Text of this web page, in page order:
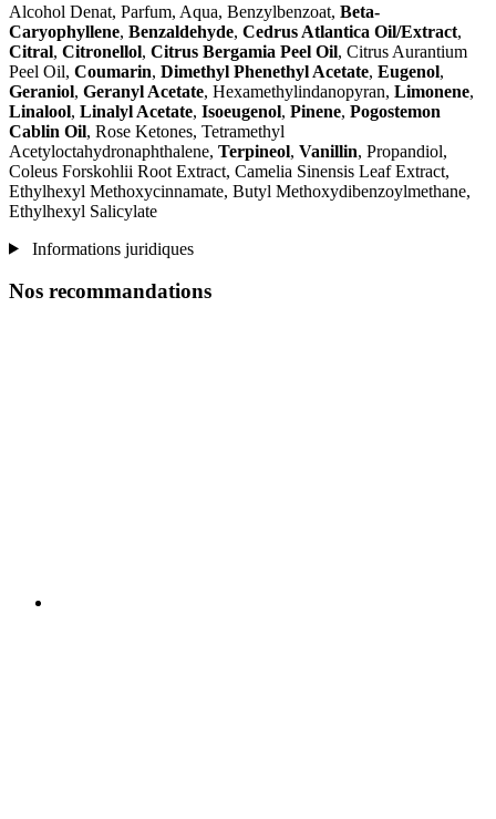
Alcohol Denat, Parfum, Aqua, Benzylbenzoat, Beta-
Caryophyllene, Benzaldehyde, Cedrus Atlantica Oil/Extract,
Citral, Citronellol, Citrus Bergamia Peel Oil, Citrus Aurantium
Peel Oil, Coumarin, Dimethyl Phenethyl Acetate, Eugenol,
Geraniol, Geranyl Acetate, Hexamethylindanopyran, Limonene,
Linalool, Linalyl Acetate, Isoeugenol, Pinene, Pogostemon
Cablin Oil, Rose Ketones, Tetramethyl
Acetyloctahydronaphthalene, Terpineol, Vanillin, Propandiol,
Coleus Forskohlii Root Extract, Camelia Sinensis Leaf Extract,
Ethylhexyl Methoxycinnamate, Butyl Methoxydibenzoylmethane,
Ethylhexyl Salicylate
Informations juridiques
Nos recommandations